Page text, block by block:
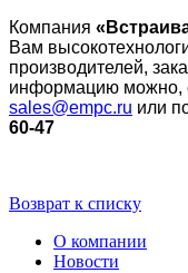
Компания
Вам
производителей,
информацию можно,
sales@empc.ru или
60-47
Возврат к списку
О компании
Новости